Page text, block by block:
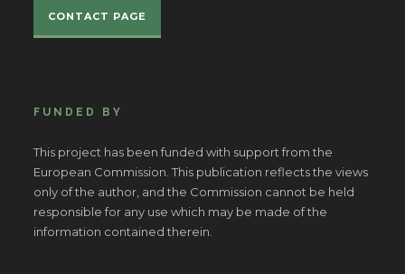
CONTACT PAGE
FUNDED BY
This project has been funded with support from the
European Commission. This publication reflects the views
only of the author, and the Commission cannot be held
responsible for any use which may be made of the
information contained therein.